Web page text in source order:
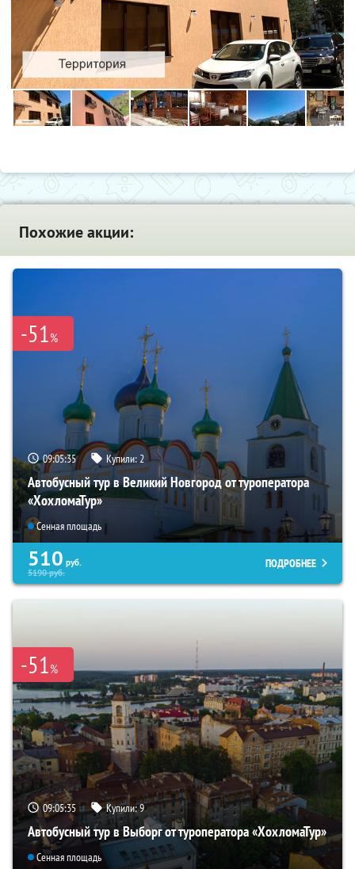
Похожие акции:
-51%
09:05:33 Купили:2
Автобусный тур в Великий Новгород от туроператора
«ХохломаТур»
Сенная площадь
510 руб.
5190руб.
ПОДРОБНЕЕ
-51%
09:05:33 Купили:9
Автобусный тур в Выборг от туроператора «ХохломаТур»
Сенная площадь